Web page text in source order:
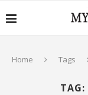
Home Tags
TAG: